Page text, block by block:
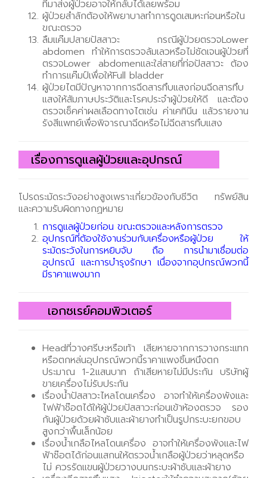
ที่มาส่งผู้ป่วยอาจให้กลับได้เลยพร้อม
ผู้ป่วยสำลักต้องให้พยาบาลทำการดูดเสมหะก่อนหรือใน
ขณะตรวจ
ลืมแค๊มปสายปัสสาวะ กรณีผู้ป่วยตรวจLower
abdomen ทำให้การตรวจล้มเลวหรือไม่ชัดเจนผู้ป่วยที่
ตรวจLower abdomenและใส่สายที่ท่อปัสสาวะ ต้อง
ทำการแค๊มป์เพื่อให้Full bladder
ผู้ป่วยไตมีปัญหาจากการฉีดสารทึบแสงก่อนฉีดสารทึบ
แสงให้สัมภาษประวัติและโรคประจำผู้ป่วยให้ดี และต้อง
ตรวจเช็คค่าผลเลือดทางไตเช่น ค่าเคทินีน แล้วรายงาน
รังสีแพทย์เพื่อพิจารณาฉีดหรือไม่ฉีดสารทึบแสง
เรื่องการดูแลผู้ป่วยและอุปกรณ์
โปรดระมัดระวังอย่างสูงเพราะเกี่ยวข้องกับชีวิต ทรัพย์สิน
และความรับผิดทางกฏหมาย
การดูแลผู้ป่วยก่อน ขณะตรวจและหลังการตรวจ
อุปกรณ์ที่ต้องใช้งานร่วมกับเครื่องหรือผู้ป่วย ให้
ระมัดระวังในการหยิบจับ ถือ การนำมาเชื่อมต่อ
อุปกรณ์ และการบำรุงรักษา เนื่องจากอุปกรณ์พวกนี้
มีราคาแพงมาก
เอกซเรย์คอมพิวเตอร์
Headที่วางศรีษะหรือเท้า เสียหายจากการวางกระแทก
หรือตกหล่นอุปกรณ์พวกนี้ราคาแพงชิ้นหนึงตก
ประมาณ 1-2แสนบาท ถ้าเสียหายไม่มีประกัน บริษัทผู้
ขายเครื่องไม่รับประกัน
เรื่องน้ำปัสสาวะไหลโดนเครื่อง อาจทำให้เครื่องพังและ
ไฟฟ้าช๊อตได้ให้ผู้ป่วยปัสสาวะก่อนเข้าห้องตรวจ รอง
ก้นผู้ป่วยด้วยผ้าซับและผ้ายางทำเป็นรูปกระบะยกขอบ
สูงกว่าพื้นเล็กน้อย
เรื่องน้ำเกลือไหลโดนเครื่อง อาจทำให้เครื่องพังและไฟ
ฟ้าช๊อตได้ก่อนแสกนให้ตรวจน้ำเกลือผู้ป่วยว่าหลุดหรือ
ไม่ ควรรัดแขนผู้ป่วยวางบนกระบะผ้าซับและผ้ายาง